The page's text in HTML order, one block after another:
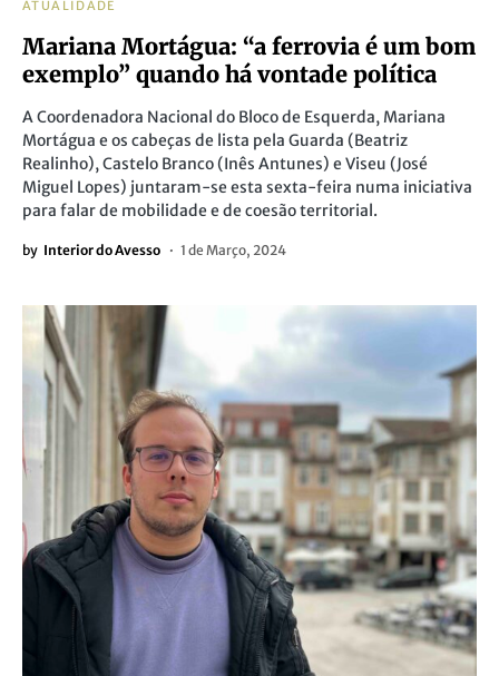
ATUALIDADE
Mariana Mortágua: “a ferrovia é um bom
exemplo” quando há vontade política
A Coordenadora Nacional do Bloco de Esquerda, Mariana
Mortágua e os cabeças de lista pela Guarda (Beatriz
Realinho), Castelo Branco (Inês Antunes) e Viseu (José
Miguel Lopes) juntaram-se esta sexta-feira numa iniciativa
para falar de mobilidade e de coesão territorial.
by Interior do Avesso 1 de Março, 2024